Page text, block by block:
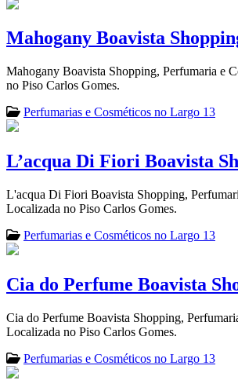
Mahogany Boavista
Mahogany Boavista Shopping, Perfumaria e
no Piso Carlos Gomes.
Perfumarias e Cosméticos no Largo 13
L’acqua Di Fiori Boavista
L'acqua Di Fiori Boavista Shopping,
Localizada no Piso Carlos Gomes.
Perfumarias e Cosméticos no Largo 13
Cia do Perfume Boavista
Cia do Perfume Boavista Shopping,
Localizada no Piso Carlos Gomes.
Perfumarias e Cosméticos no Largo 13